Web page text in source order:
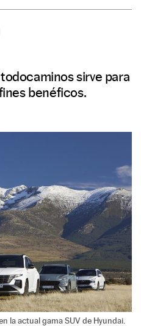
sirve para
benéficos.
la actual gama SUV de Hyundai.